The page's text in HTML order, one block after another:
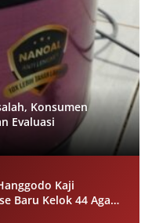
Konsumen
Evaluasi
Kaji
Baru Kelok 44 Agam
Keselamatan